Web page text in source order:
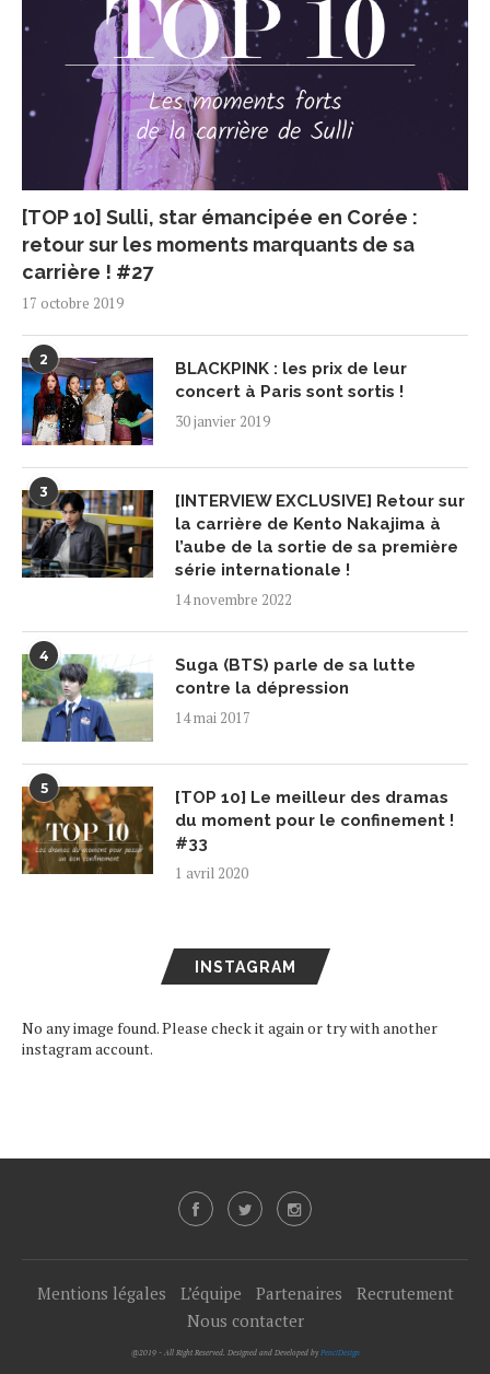
[TOP 10] Sulli, star émancipée en Corée :
retour sur les moments marquants de sa
carrière ! #27
17 octobre 2019
2
BLACKPINK : les prix de leur
concert à Paris sont sortis !
30 janvier 2019
3
[INTERVIEW EXCLUSIVE] Retour sur
la carrière de Kento Nakajima à
l’aube de la sortie de sa première
série internationale !
14 novembre 2022
4
Suga (BTS) parle de sa lutte
contre la dépression
14 mai 2017
5
[TOP 10] Le meilleur des dramas
du moment pour le confinement !
#33
1 avril 2020
INSTAGRAM
No any image found. Please check it again or try with another
instagram account.
Mentions légales L’équipe Partenaires
Recrutement
Nous contacter
@2019 - All Right Reserved. Designed and Developed by PenciDesign